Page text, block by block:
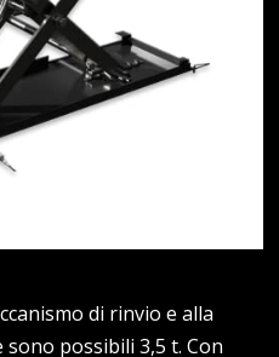
di rinvio e alla
possibili 3,5 t. Con